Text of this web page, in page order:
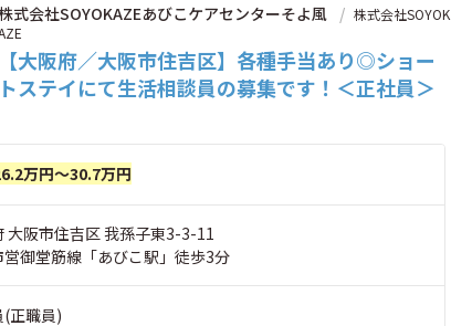
式会社SOYOKAZEあびこケアセンターそよ風
株式会社SOYOK
【大阪府／大阪市住吉区】各種手当あり◎ショー
トステイにて生活相談員の募集です！＜正社員＞
万円～30.7万円
大阪市住吉区 我孫子東3-3-11
御堂筋線「あびこ駅」徒歩3分
(正職員)